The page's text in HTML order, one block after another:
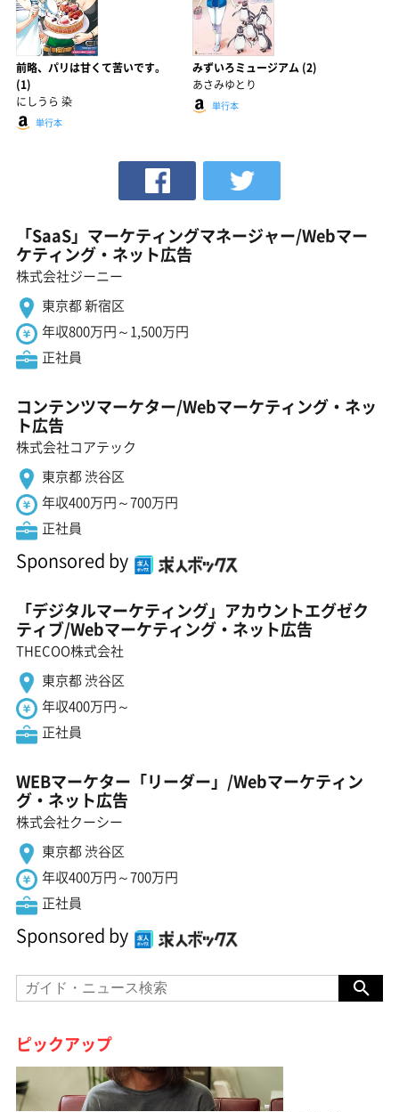
前略、パリは甘くて苦いです。
(1)
にしうら 染
単行本
みずいろミュージアム (2)
あさみゆとり
単行本
「SaaS」マーケティングマネージャー/Webマー
ケティング・ネット広告
株式会社ジーニー
東京都 新宿区
年収800万円～1,500万円
正社員
コンテンツマーケター/Webマーケティング・ネッ
ト広告
株式会社コアテック
東京都 渋谷区
年収400万円～700万円
正社員
Sponsored by
「デジタルマーケティング」アカウントエグゼク
ティブ/Webマーケティング・ネット広告
THECOO株式会社
東京都 渋谷区
年収400万円～
正社員
WEBマーケター「リーダー」/Webマーケティン
グ・ネット広告
株式会社クーシー
東京都 渋谷区
年収400万円～700万円
正社員
Sponsored by
ピックアップ